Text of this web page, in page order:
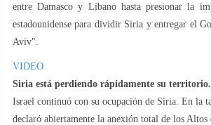
entre Damasco y Líbano hasta presionar la
estadounidense para dividir Siria y entregar el
Aviv".
VIDEO
Siria está perdiendo rápidamente su territorio.
Israel continuó con su ocupación de Siria. En la
declaró abiertamente la anexión total de los Altos